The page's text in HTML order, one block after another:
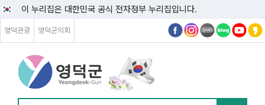
이 누리집은 대한민국 공식 전자정부 누리집입니다.
영덕관광 영덕군의회